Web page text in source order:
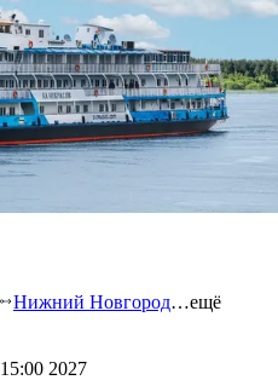
Нижний Новгород…ещё
15:00 2027